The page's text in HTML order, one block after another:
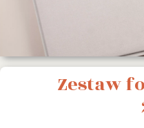
Zestaw